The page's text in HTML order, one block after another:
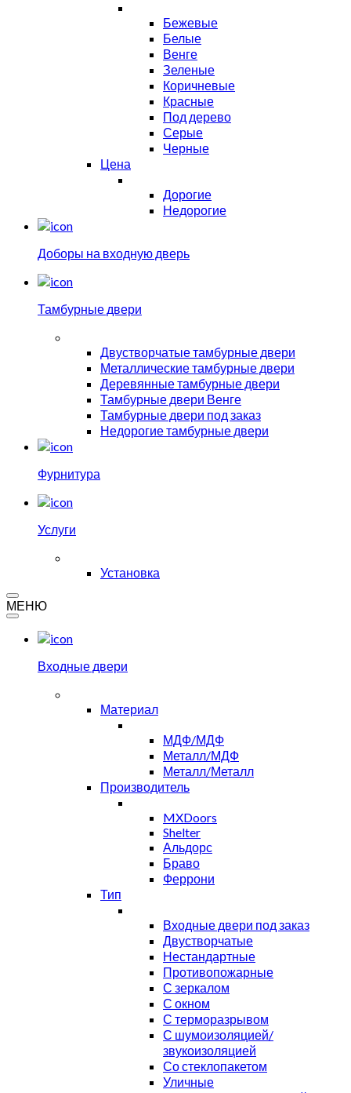
Бежевые
Белые
Венге
Зеленые
Коричневые
Красные
Под дерево
Серые
Черные
Цена
Дорогие
Недорогие
Доборы на входную дверь
Тамбурные двери
Двустворчатые тамбурные двери
Металлические тамбурные двери
Деревянные тамбурные двери
Тамбурные двери Венге
Тамбурные двери под заказ
Недорогие тамбурные двери
Фурнитура
Услуги
Установка
МЕНЮ
Входные двери
Материал
МДФ/МДФ
Металл/МДФ
Металл/Металл
Производитель
MXDoors
Shelter
Альдорс
Браво
Феррони
Тип
Входные двери под заказ
Двустворчатые
Нестандартные
Противопожарные
С зеркалом
С окном
С терморазрывом
С шумоизоляцией/
звукоизоляцией
Со стеклопакетом
Уличные